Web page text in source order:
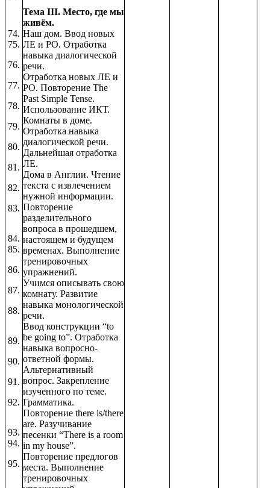
74.
75.
76.
77.
78.
79.
80.
81.
82.
83.
84.
85.
86.
87.
88.
89.
90.
91.
92.
93.
94.
95.
Тема III. Место, где мы
живём.
Наш дом. Ввод новых
ЛЕ и РО. Отработка
навыка диалогической
речи.
Отработка новых ЛЕ и
РО. Повторение The
Past Simple Tense.
Использование ИКТ.
Комнаты в доме.
Отработка навыка
диалогической речи.
Дальнейшая отработка
ЛЕ.
Дома в Англии. Чтение
текста с извлечением
нужной информации.
Повторение
разделительного
вопроса в прошедшем,
настоящем и будущем
временах. Выполнение
тренировочных
упражнений.
Учимся описывать свою
комнату. Развитие
навыка монологической
речи.
Ввод конструкции “to
be going to”. Отработка
навыка вопросно-
ответной формы.
Альтернативный
вопрос. Закрепление
изученного по теме.
Грамматика.
Повторение there is/there
are. Разучивание
песенки “There is a room
in my house”.
Повторение предлогов
места. Выполнение
тренировочных